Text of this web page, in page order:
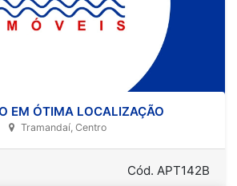
EM ÓTIMA LOCALIZAÇÃO
Tramandaí, Centro
Cód. APT142B